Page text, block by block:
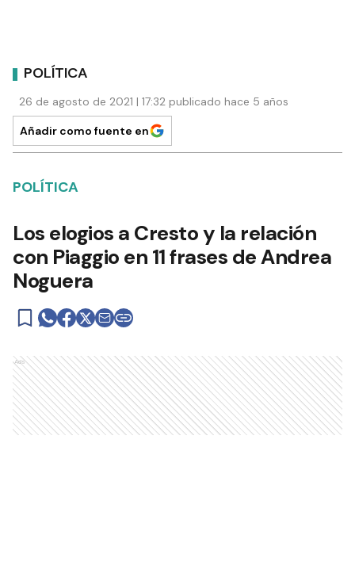
POLÍTICA
26 de agosto de 2021 | 17:32 publicado hace 5 años
Añadir como fuente en
POLÍTICA
Los elogios a Cresto y la relación
con Piaggio en 11 frases de Andrea
Noguera
Ads